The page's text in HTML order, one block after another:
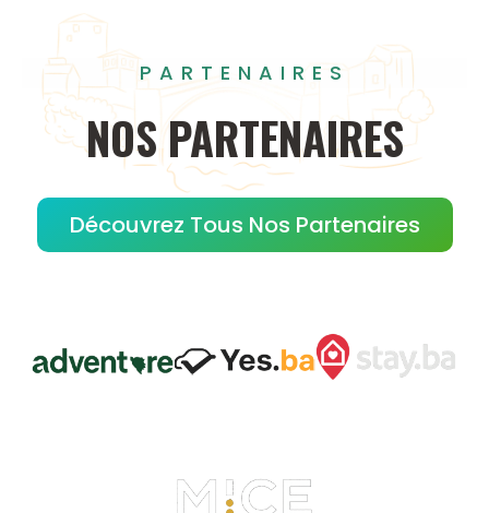
PARTENAIRES
NOS PARTENAIRES
Découvrez Tous Nos Partenaires